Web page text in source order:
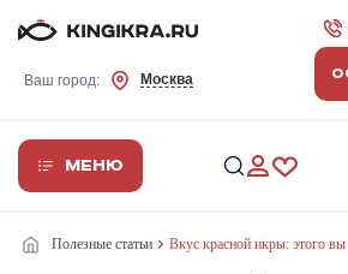
Ваш город: Москва
Меню
Полезные статьи Вкус красной икры: этого